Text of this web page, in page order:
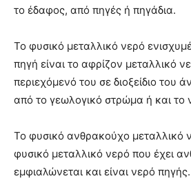
το έδαφος, από πηγές ή πηγάδια.
Το φυσικό μεταλλικό νερό
πηγή είναι το αφρίζον μεταλλικό
περιεχόμενό του σε διοξείδιο του
από το γεωλογικό στρώμα ή και το
Το φυσικό ανθρακούχο μεταλλικό
φυσικό μεταλλικό νερό που έχει
εμφιαλώνεται και είναι νερό πηγής.